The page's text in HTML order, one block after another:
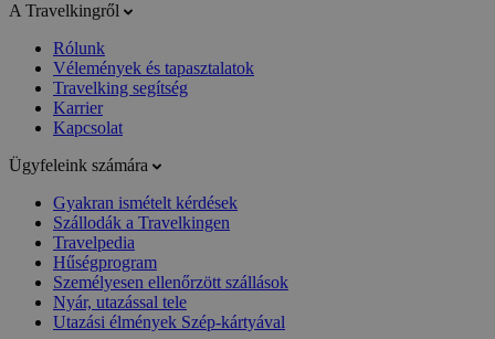
A Travelkingről
Rólunk
Vélemények és tapasztalatok
Travelking segítség
Karrier
Kapcsolat
Ügyfeleink számára
Gyakran ismételt kérdések
Szállodák a Travelkingen
Travelpedia
Hűségprogram
Személyesen ellenőrzött szállások
Nyár, utazással tele
Utazási élmények Szép-kártyával